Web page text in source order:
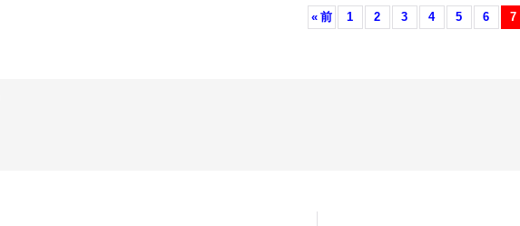
« 前 1 2 3 4 5 6 7